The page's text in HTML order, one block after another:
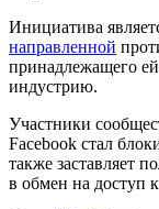
Инициатива
направленной
принадлежащего
индустрию.
Участники
Facebook стал
также заставляет
в обмен на доступ